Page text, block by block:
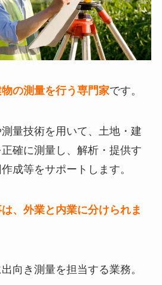
の測量を行う専門家です。
量技術を用いて、土地・建
確に測量し、解析・提供す
成等をサポートします。
、外業と内業に分けられま
向き測量を担当する業務。